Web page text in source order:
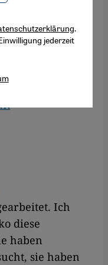
ethnische
Frauen in
selbst wurden
Ich
diese
haben
sie haben
.
jederzeit